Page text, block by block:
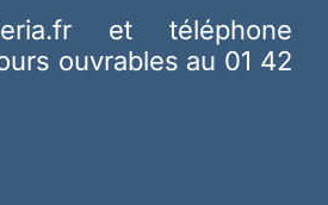
et téléphone
ouvrables au 01 42